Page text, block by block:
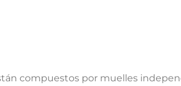
compuestos por muelles